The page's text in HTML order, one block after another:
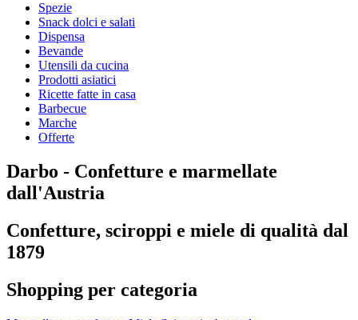
Spezie
Snack dolci e salati
Dispensa
Bevande
Utensili da cucina
Prodotti asiatici
Ricette fatte in casa
Barbecue
Marche
Offerte
Darbo - Confetture e marmellate
dall'Austria
Confetture, sciroppi e miele di qualità dal
1879
Shopping per categoria